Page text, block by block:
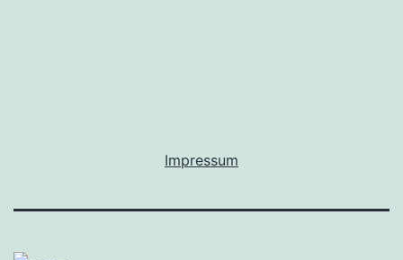
Impressum